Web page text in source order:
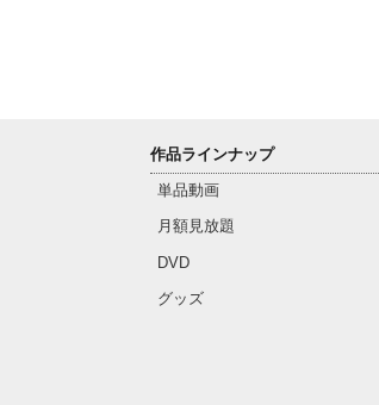
作品ラインナップ
単品動画
月額見放題
DVD
グッズ